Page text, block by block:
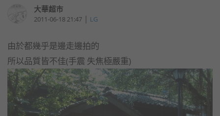
大華超市
2011-06-18 21:47 | LG
由於都幾乎是邊走邊拍的
所以品質皆不佳(手震 失焦極嚴重)